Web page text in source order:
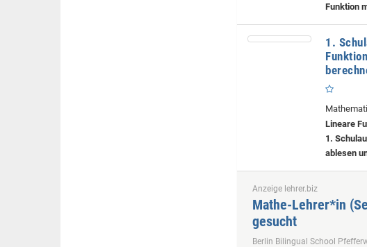
Funktion
1.
Lineare
1.
ablesen
Anzeige lehrer.biz
Mathe-Lehrer*in
gesucht
Berlin Bilingual School